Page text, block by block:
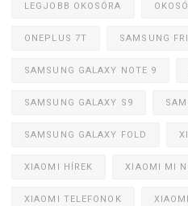
LEGJOBB OKOSÓRA
ONEPLUS 7T SAMSUNG
SAMSUNG GALAXY NOTE 9
SAMSUNG GALAXY S9
SAMSUNG GALAXY FOLD
XIAOMI HÍREK XIAOMI MI
XIAOMI TELEFONOK